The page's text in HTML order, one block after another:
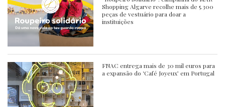
Shopping Algarve recolhe mais de 5.300
peças de vestuário para doar a
instituições
FNAC entrega mais de 30 mil euros para
a expansão do ‘Café Joyeux’ em Portugal